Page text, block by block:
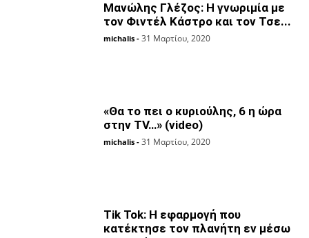
Μανώλης Γλέζος: Η γνωριμία με
τον Φιντέλ Κάστρο και τον Τσε...
michalis - 31 Μαρτίου, 2020
«Θα το πει ο κυριούλης, 6 η ώρα
στην TV…» (video)
michalis - 31 Μαρτίου, 2020
Tik Tok: Η εφαρμογή που
κατέκτησε τον πλανήτη εν μέσω